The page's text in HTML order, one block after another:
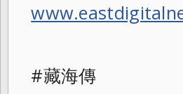
#藏海傳